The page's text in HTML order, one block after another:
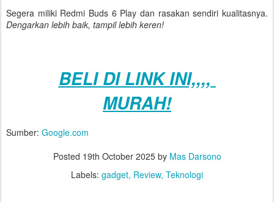
Segera miliki Redmi Buds 6 Play dan rasakan sendiri kualitasnya.
Dengarkan lebih baik, tampil lebih keren!
BELI DI LINK INI,,,,
MURAH!
Sumber: Google.com
Posted 19th October 2025by Mas Darsono
Labels: gadget Review Teknologi